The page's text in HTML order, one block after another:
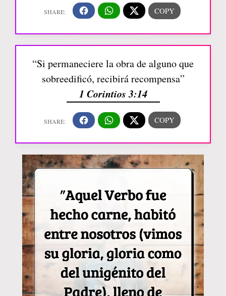
“Si permaneciere la obra de alguno que
sobreedificó, recibirá recompensa”
1 Corintios 3:14